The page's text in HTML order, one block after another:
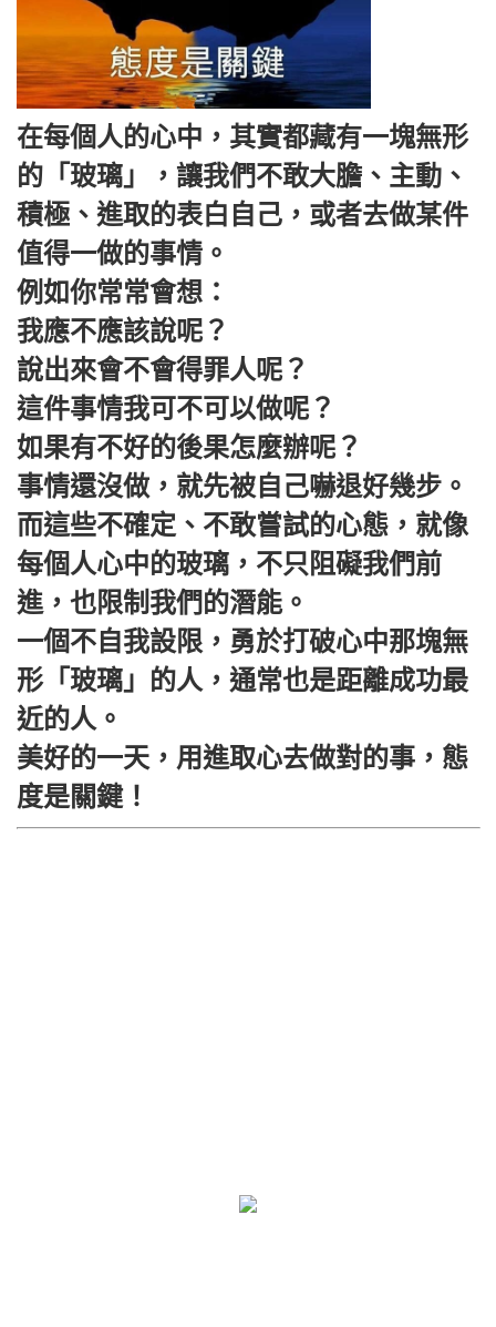
在每個人的心中，其實都藏有一塊無形
的「玻璃」，讓我們不敢大膽、主動、
積極、進取的表白自己，或者去做某件
值得一做的事情。
例如你常常會想：
我應不應該說呢？
說出來會不會得罪人呢？
這件事情我可不可以做呢？
如果有不好的後果怎麼辦呢？
事情還沒做，就先被自己嚇退好幾步。
而這些不確定、不敢嘗試的心態，就像
每個人心中的玻璃，不只阻礙我們前
進，也限制我們的潛能。
一個不自我設限，勇於打破心中那塊無
形「玻璃」的人，通常也是距離成功最
近的人。
美好的一天，用進取心去做對的事，態
度是關鍵！